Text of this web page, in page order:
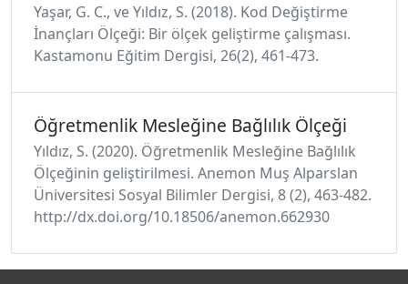
Yaşar, G. C., ve Yıldız, S. (2018). Kod Değiştirme
İnançları Ölçeği: Bir ölçek geliştirme çalışması.
Kastamonu Eğitim Dergisi, 26(2), 461-473.
Öğretmenlik Mesleğine Bağlılık Ölçeği
Yıldız, S. (2020). Öğretmenlik Mesleğine Bağlılık
Ölçeğinin geliştirilmesi. Anemon Muş Alparslan
Üniversitesi Sosyal Bilimler Dergisi, 8 (2), 463-482.
http://dx.doi.org/10.18506/anemon.662930